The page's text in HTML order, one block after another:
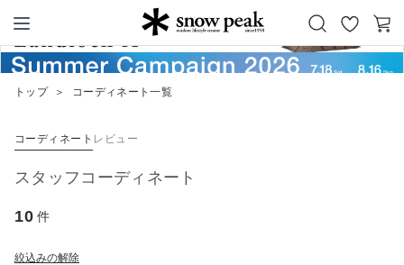
Snow Peak
お
カ
ー
トップ ＞ コーディネート一覧
コーディネート レビュー
スタッフコーディネート
10 件
絞込みの解除